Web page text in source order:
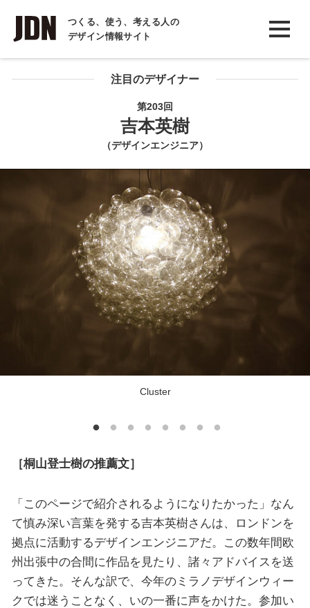
つくる、使う、考える人の
デザイン情報サイト
INTERVIEW
インタビュー
REPORT 注目のデザイナー
第203回
吉本英樹
（デザインエンジニア）
Cluster
［桐山登士樹の推薦文］
「このページで紹介されるようになりたかった」なん
て慎み深い言葉を発する吉本英樹さんは、ロンドンを
拠点に活動するデザインエンジニアだ。この数年間欧
州出張中の合間に作品を見たり、諸々アドバイスを送
ってきた。そんな訳で、今年のミラノデザインウィー
クでは迷うことなく、いの一番に声をかけた。参加い